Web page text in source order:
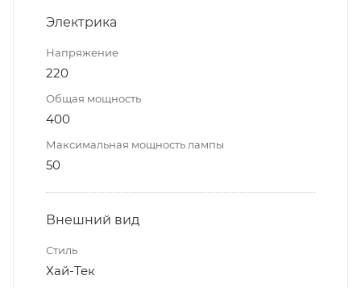
Электрика
Напряжение
220
Общая мощность
400
Максимальная мощность лампы
50
Внешний вид
Стиль
Хай-Тек